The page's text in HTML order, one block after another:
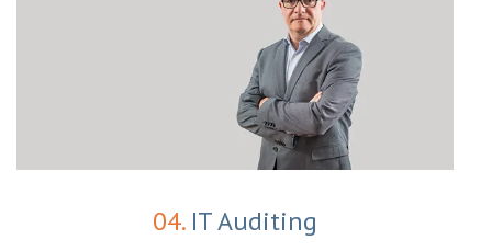
04.IT Auditing